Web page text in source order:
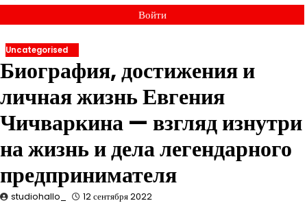
Войти
Uncategorised
Биография, достижения и
личная жизнь Евгения
Чичваркина — взгляд изнутри
на жизнь и дела легендарного
предпринимателя
studiohallo_ 12 сентября 2022